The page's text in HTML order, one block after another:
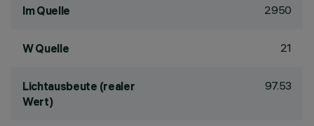
lm Quelle 2950
W Quelle 21
Lichtausbeute (realer
Wert)
97.53